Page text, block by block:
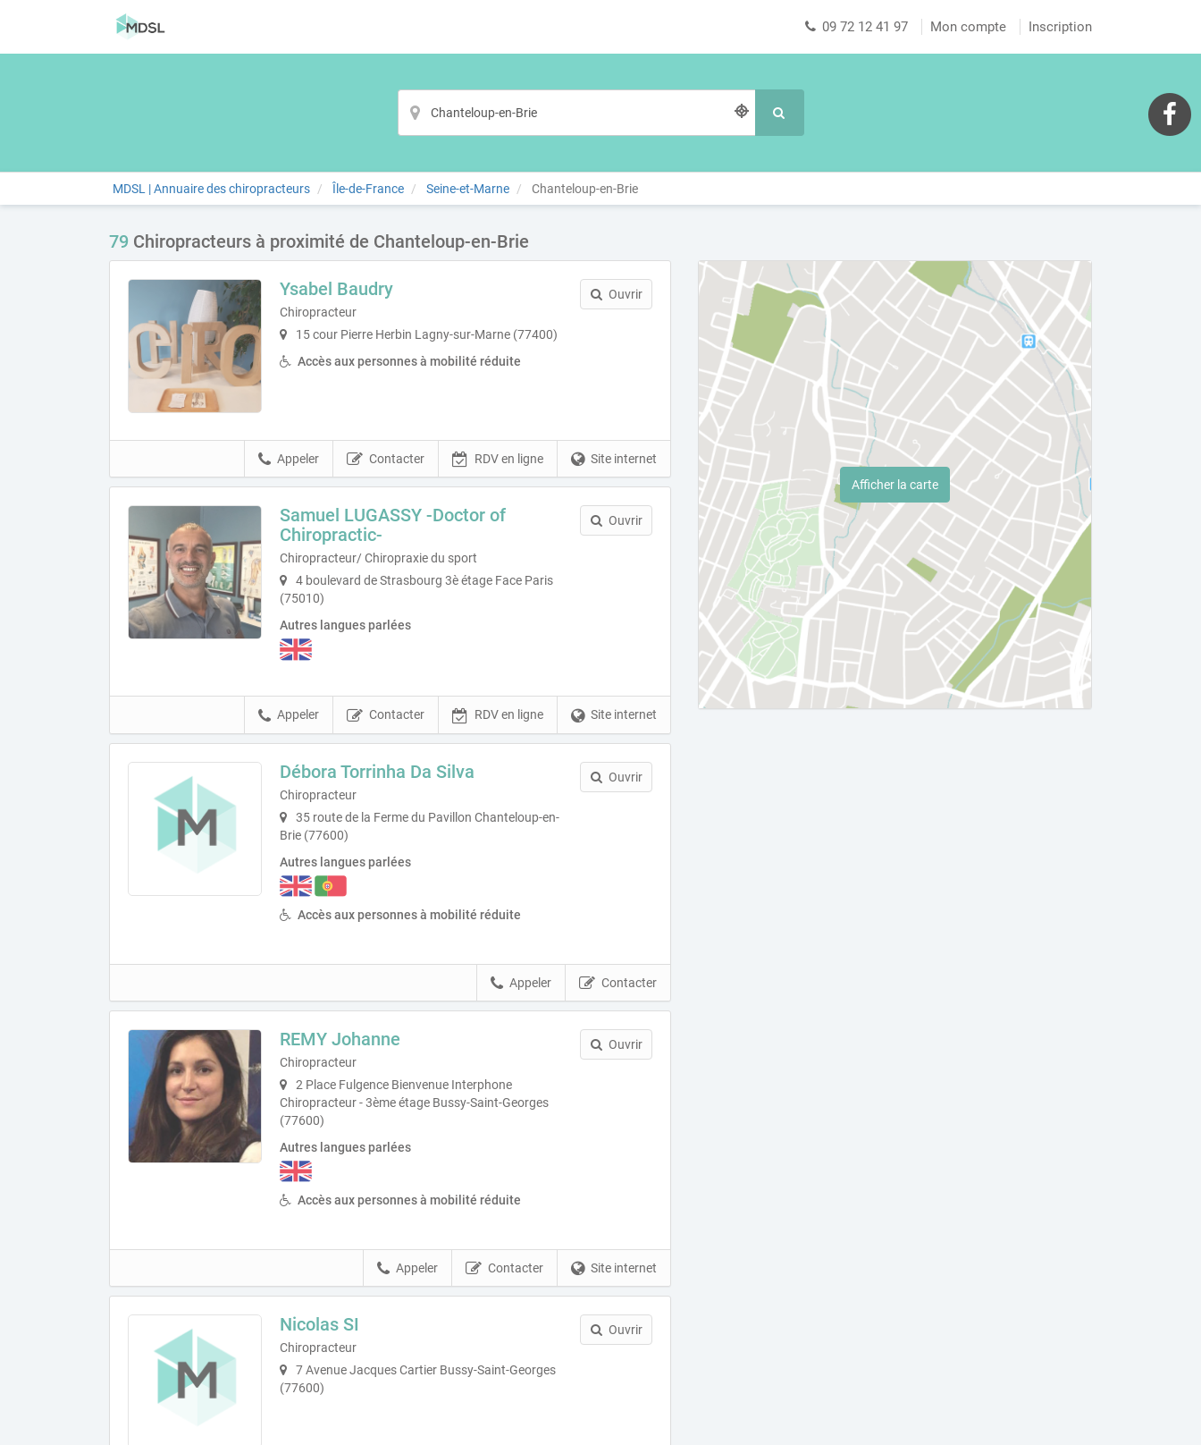
09 72 12 41 97 Mon compte Inscription
MDSL | Annuaire des chiropracteurs Île-de-France Seine-et-Marne Chanteloup-en-Brie
79 Chiropracteurs à proximité de Chanteloup-en-Brie
Ysabel Baudry
Chiropracteur
15 cour Pierre Herbin Lagny-sur-Marne (77400)
Accès aux personnes à mobilité réduite
Ouvrir
Site internet
RDV en ligne
Contacter
Appeler
Samuel LUGASSY -Doctor of
Chiropractic-
Chiropracteur/ Chiropraxie du sport
4 boulevard de Strasbourg 3è étage Face Paris
(75010)
Autres langues parlées
Ouvrir
Site internet
RDV en ligne
Contacter
Appeler
Débora Torrinha Da Silva
Chiropracteur
35 route de la Ferme du Pavillon Chanteloup-en-
Brie (77600)
Autres langues parlées
Accès aux personnes à mobilité réduite
Ouvrir
Contacter
Appeler
REMY Johanne
Chiropracteur
2 Place Fulgence Bienvenue Interphone
Chiropracteur - 3ème étage Bussy-Saint-Georges
(77600)
Autres langues parlées
Accès aux personnes à mobilité réduite
Ouvrir
Site internet
Contacter
Appeler
Nicolas SI
Chiropracteur
7 Avenue Jacques Cartier Bussy-Saint-Georges
(77600)
Ouvrir
Afficher la carte